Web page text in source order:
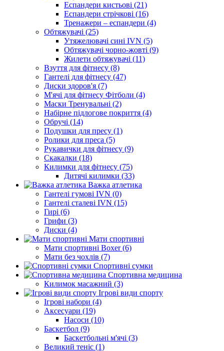
Еспандери кистьові (21)
Еспандери стрічкові (16)
Тренажери – еспандери (4)
Обтяжувачі (25)
Утяжелювачі сині IVN (5)
Обтяжувачі чорно-жовті (9)
Жилети обтяжувачі (11)
Взуття для фітнесу (8)
Гантелі для фітнесу (47)
Диски здоров'я (7)
М'ячі для фітнесу Фітболи (4)
Маски Тренувальні (2)
Набірне підлогове покриття (4)
Обручі (14)
Подушки для пресу (1)
Ролики для преса (5)
Рукавички для фітнесу (9)
Скакалки (18)
Килимки для фітнесу (75)
Дитячі килимки (33)
Важка атлетика
Гантелі гумові IVN (0)
Гантелі сталеві IVN (15)
Гирі (6)
Грифи (3)
Диски (4)
Мати спортивні
Мати спортивні Boxer (6)
Мати без чохлів (7)
Спортивні сумки
Спортивна медицина
Килимок масажний (3)
Ігрові види спорту
Ігрові набори (4)
Аксесуари (19)
Насоси (10)
Баскетбол (9)
Баскетбольні м'ячі (3)
Великий теніс (1)